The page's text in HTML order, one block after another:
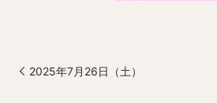
2025年7月26日（土）